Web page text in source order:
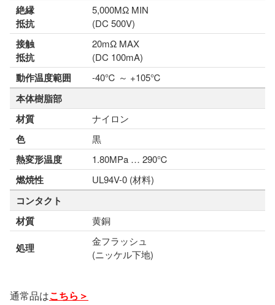
絶縁
抵抗
5,000MΩ MIN
(DC 500V)
接触
抵抗
20mΩ MAX
(DC 100mA)
動作温度範囲 -40℃ ～ +105℃
本体樹脂部
材質
ナイロン
色 黒
熱変形温度 1.80MPa … 290℃
燃焼性 UL94V-0 (材料)
コンタクト
材質
黄銅
処理
金フラッシュ
(ニッケル下地)
通常品はこちら＞